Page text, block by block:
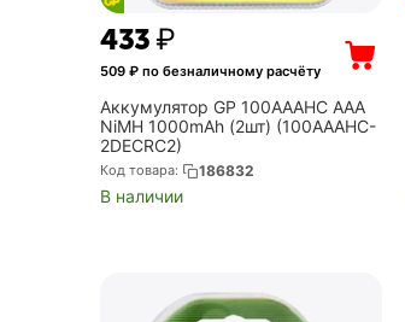
‍433‍₽
509 ₽ по безналичному расчёту
Аккумулятор GP 100AAAHC AAA
NiMH 1000mAh (2шт) (100AAAHC-
2DECRC2)
Код товара: 186832
В наличии